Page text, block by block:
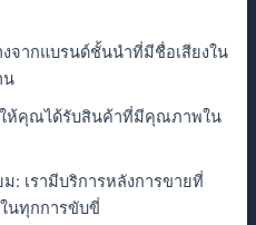
จากแบรนด์ชั้นนำที่มีชื่อเสียงใน
น
ให้คุณได้รับสินค้าที่มีคุณภาพใน
: เรามีบริการหลังการขายที่
นทุกการขับขี่